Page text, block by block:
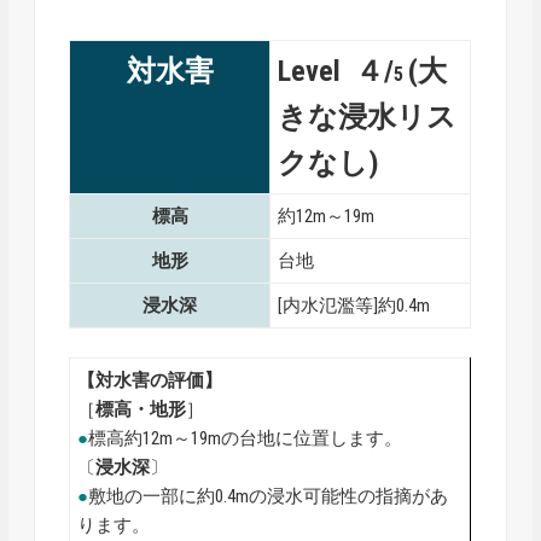
対水害 Level ４/5 (大
きな浸水リス
クなし)
標高 約12m～19m
地形 台地
浸水深 [内水氾濫等]約0.4m
【対水害の評価】
［標高・地形］
●標高約12m～19mの台地に位置します。
〔浸水深〕
●敷地の一部に約0.4mの浸水可能性の指摘があ
ります。